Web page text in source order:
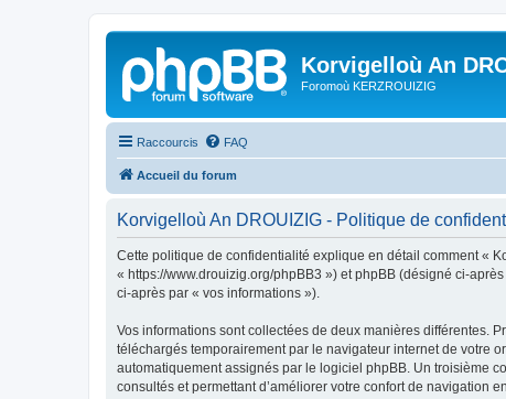
Korvigelloù An
Foromoù KERZROUIZIG
Raccourcis FAQ
Accueil du forum
Korvigelloù An DROUIZIG - Politique de
Cette politique de confidentialité explique en détail comment «
« https://www.drouizig.org/phpBB3 ») et phpBB (désigné ci-
ci-après par « vos informations »).
Vos informations sont collectées de deux manières différentes.
téléchargés temporairement par le navigateur internet de votre
automatiquement assignés par le logiciel phpBB. Un troisième
consultés et permettant d’améliorer votre confort de navigation